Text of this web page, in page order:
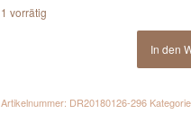
1 vorrätig
In den
Artikelnummer: DR20180126-296